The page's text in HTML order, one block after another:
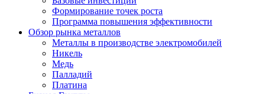
Формирование точек роста
Программа повышения эффективности
Обзор рынка металлов
Металлы в производстве электромобилей
Никель
Медь
Палладий
Платина